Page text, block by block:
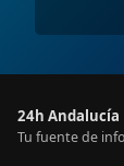
24h Andalucía
Tu fuente de